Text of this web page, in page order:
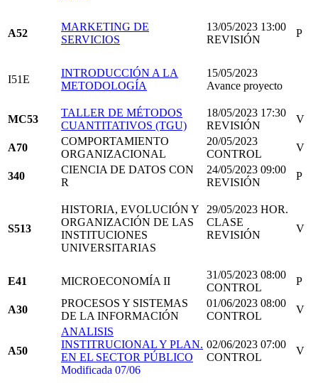
A52
MARKETING DE
SERVICIOS
13/05/2023 13:00
REVISIÓN
P
I51E
INTRODUCCIÓN A LA
METODOLOGÍA
15/05/2023
Avance proyecto
MC53
TALLER DE MÉTODOS
CUANTITATIVOS (TGU)
18/05/2023 17:30
REVISIÓN
V
A70
COMPORTAMIENTO
ORGANIZACIONAL
20/05/2023
CONTROL
V
340
CIENCIA DE DATOS CON
R
24/05/2023 09:00
REVISIÓN
P
S513
HISTORIA, EVOLUCIÓN Y
ORGANIZACIÓN DE LAS
INSTITUCIONES
UNIVERSITARIAS
29/05/2023 HOR.
CLASE
REVISIÓN
V
E41 MICROECONOMÍA II
31/05/2023 08:00
CONTROL
P
A30
PROCESOS Y SISTEMAS
DE LA INFORMACIÓN
01/06/2023 08:00
CONTROL
V
A50
ANALISIS
INSTITRUCIONAL Y PLAN.
EN EL SECTOR PÚBLICO
Modificada 07/06
02/06/2023 07:00
CONTROL
V